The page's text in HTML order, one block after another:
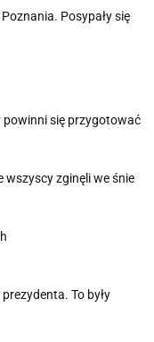
Posypały się
powinni się przygotować
wszyscy zginęli we śnie
To były